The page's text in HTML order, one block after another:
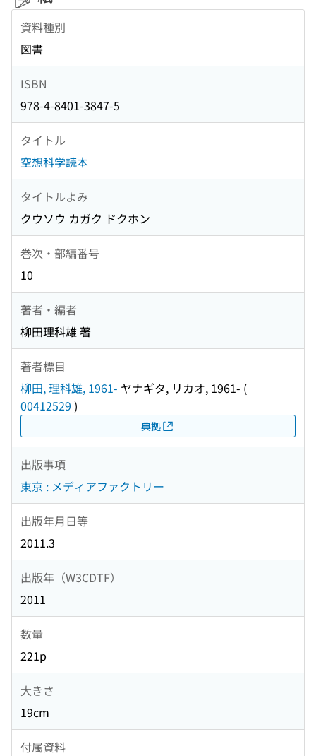
資料種別
図書
ISBN
978-4-8401-3847-5
タイトル
空想科学読本
タイトルよみ
クウソウ カガク ドクホン
巻次・部編番号
10
著者・編者
柳田理科雄 著
著者標目
柳田, 理科雄, 1961- ヤナギタ, リカオ, 1961- (
00412529 )
典拠
出版事項
東京 : メディアファクトリー
出版年月日等
2011.3
出版年（W3CDTF）
2011
数量
221p
大きさ
19cm
付属資料